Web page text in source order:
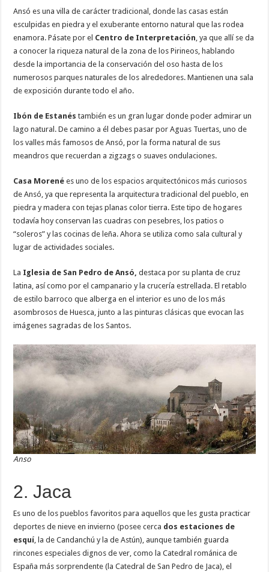
Ansó es una villa de carácter tradicional, donde las casas están
esculpidas en piedra y el exuberante entorno natural que las rodea
enamora. Pásate por el Centro de Interpretación, ya que allí se da
a conocer la riqueza natural de la zona de los Pirineos, hablando
desde la importancia de la conservación del oso hasta de los
numerosos parques naturales de los alrededores. Mantienen una sala
de exposición durante todo el año.
Ibón de Estanés también es un gran lugar donde poder admirar un
lago natural. De camino a él debes pasar por Aguas Tuertas, uno de
los valles más famosos de Ansó, por la forma natural de sus
meandros que recuerdan a zigzags o suaves ondulaciones.
Casa Morenées uno de los espacios arquitectónicos más curiosos
de Ansó, ya que representa la arquitectura tradicional del pueblo, en
piedra y madera con tejas planas color tierra. Este tipo de hogares
todavía hoy conservan las cuadras con pesebres, los patios o
“soleros” y las cocinas de leña. Ahora se utiliza como sala cultural y
lugar de actividades sociales.
La Iglesia de San Pedro de Ansó,destaca por su planta de cruz
latina, así como por el campanario y la crucería estrellada. El retablo
de estilo barroco que alberga en el interior es uno de los más
asombrosos de Huesca, junto a las pinturas clásicas que evocan las
imágenes sagradas de los Santos.
Anso
2. Jaca
Es uno de los pueblos favoritos para aquellos que les gusta practicar
deportes de nieve en invierno (posee cerca dos estaciones de
esquí, la de Candanchú y la de Astún), aunque también guarda
rincones especiales dignos de ver, como la Catedral románica de
España más sorprendente (la Catedral de San Pedro de Jaca), el